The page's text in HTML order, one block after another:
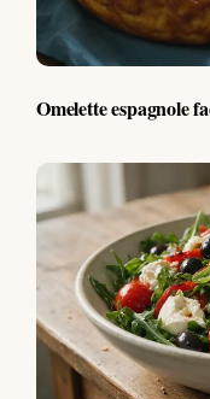
Omelette espagnole